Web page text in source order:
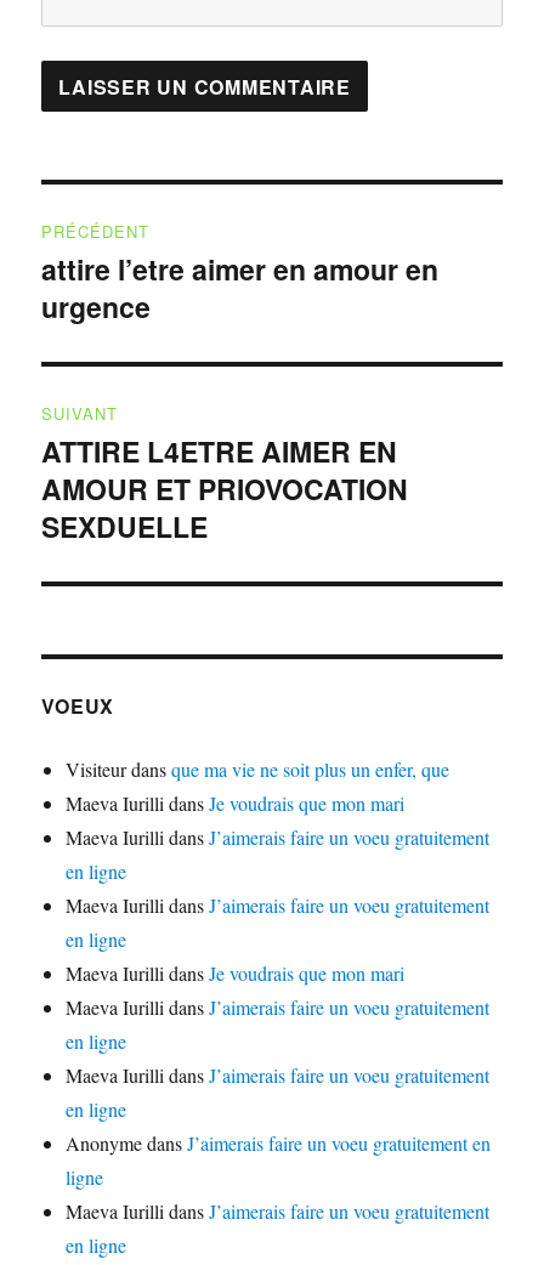
de
l’article
PRÉCÉDENT
Publication
précédente :
attire l’etre aimer en amour en
urgence
SUIVANT
Publication
suivante :
ATTIRE L4ETRE AIMER EN
AMOUR ET PRIOVOCATION
SEXDUELLE
VOEUX
Visiteurdansque ma vie ne soit plus un enfer, que
Maeva Iurilli dansJe voudrais que mon mari
Maeva Iurilli dansJ’aimerais faire un voeu gratuitement
en ligne
Maeva Iurilli dansJ’aimerais faire un voeu gratuitement
en ligne
Maeva Iurilli dansJe voudrais que mon mari
Maeva Iurilli dansJ’aimerais faire un voeu gratuitement
en ligne
Maeva Iurilli dansJ’aimerais faire un voeu gratuitement
en ligne
AnonymedansJ’aimerais faire un voeu gratuitement en
ligne
Maeva Iurilli dansJ’aimerais faire un voeu gratuitement
en ligne